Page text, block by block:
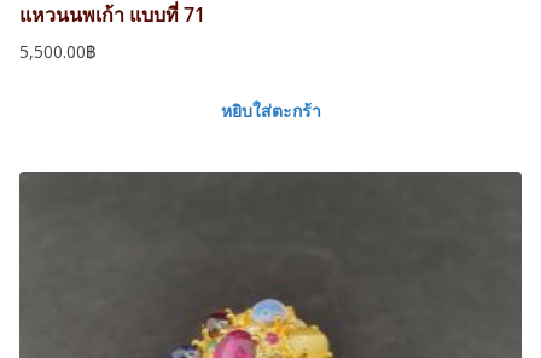
แหวนนพเก้า แบบที่ 71
5,500.00฿
หยิบใส่ตะกร้า